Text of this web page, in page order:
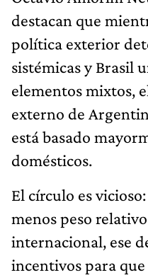
destacan que
política exterior
sistémicas y Brasil
elementos mixtos,
externo de
está basado
domésticos.
El círculo es
menos peso
internacional, ese
incentivos para